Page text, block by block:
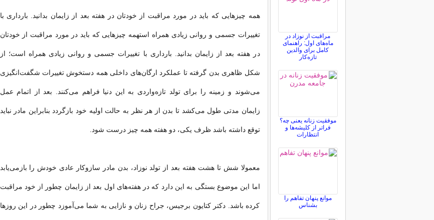
همه چیزهایی كه باید در مورد مراقبت از خودتان در هفته بعد از زایمان بدانید. بارداری با
تغییرات جسمی و روانی زیادی همراه استهمه چیزهایی كه باید در مورد مراقبت از خودتان
در هفته بعد از زایمان بدانید. بارداری با تغییرات جسمی و روانی زیادی همراه است؛ از
شكل ظاهری بدن گرفته تا عملكرد ارگان‌های داخلی همه دستخوش تغییرات شگفت‌انگیزی
می‌شوند و زمینه را برای تولد تازه‌واردی به این دنیا فراهم می‌كنند. بعد از اتمام عمل
زایمان مدتی طول می‌كشد تا بدن از هر نظر به حالت اولیه خود بازگردد بنابراین مادر نباید
توقع داشته باشد ظرف یكی، دو هفته همه چیز درست شود.
معمولا شش تا هشت هفته بعد از تولد نوزاد، بدن مادر سازوكار عادی خودش را بازمی‌یابد
اما این موضوع بستگی به این دارد كه در هفته‌های اول بعد از زایمان چطور از خود مراقبت
كرده باشد. دكتر كتایون برجیس، جراح زنان و نازایی به شما می‌آموزد چطور در این روزها
مراقبت از نوزاد در
ماه‌های اول: راهنمای
کامل برای والدین
تازه‌کار
موفقیت زنانه یعنی چه؟
فراتر از کلیشه‌ها و
انتظارات
موانع پنهان تفاهم را
بشناس